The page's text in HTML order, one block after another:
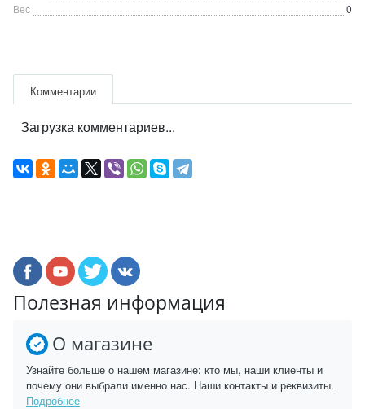
Вес
0
Комментарии
Загрузка комментариев...
Полезная информация
О магазине
Узнайте больше о нашем магазине: кто мы, наши клиенты и
почему они выбрали именно нас. Наши контакты и реквизиты.
Подробнее